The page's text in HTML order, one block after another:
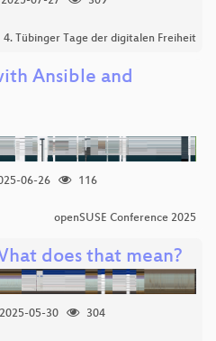
4. Tübinger Tage der digitalen Freiheit
Ansible and
06-26
116
openSUSE Conference 2025
does that mean?
2025-05-30
304